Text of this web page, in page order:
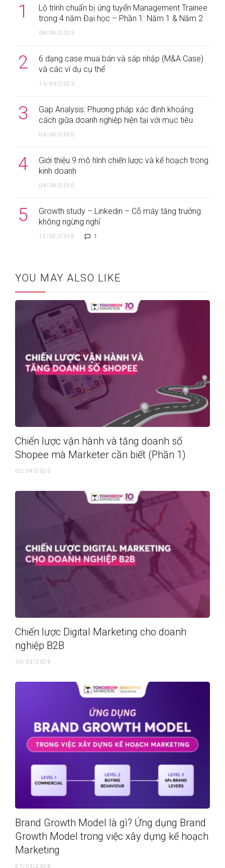
1
Lộ trình chuẩn bị ứng tuyển Management Trainee
trong 4 năm Đại học – Phần 1: Năm 1 & Năm 2
08/09/2023
2
6 dạng case mua bán và sáp nhập (M&A Case)
và các ví dụ cụ thể
15/03/2023
3
Gap Analysis: Phương pháp xác định khoảng
cách giữa doanh nghiệp hiện tại với mục tiêu
04/06/2020
4
Giới thiệu 9 mô hình chiến lược và kế hoạch trong
kinh doanh
04/06/2020
5
Growth study – Linkedin – Cỗ máy tăng trưởng
không ngừng nghỉ
12/02/2019 1
YOU MAY ALSO LIKE
Chiến lược vận hành và tăng doanh số
Shopee mà Marketer cần biết (Phần 1)
02/04/2026
Chiến lược Digital Marketing cho doanh
nghiệp B2B
30/03/2026
Brand Growth Model là gì? Ứng dụng Brand
Growth Model trong việc xây dựng kế hoạch
Marketing
27/03/2026